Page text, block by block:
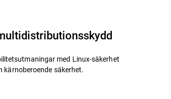
med Linux-säkerhet
kärnoberoende säkerhet.